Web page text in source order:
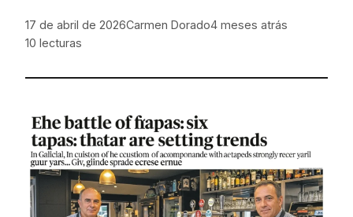
17 de abril de 2026Carmen Dorado4 meses atrás
10 lecturas